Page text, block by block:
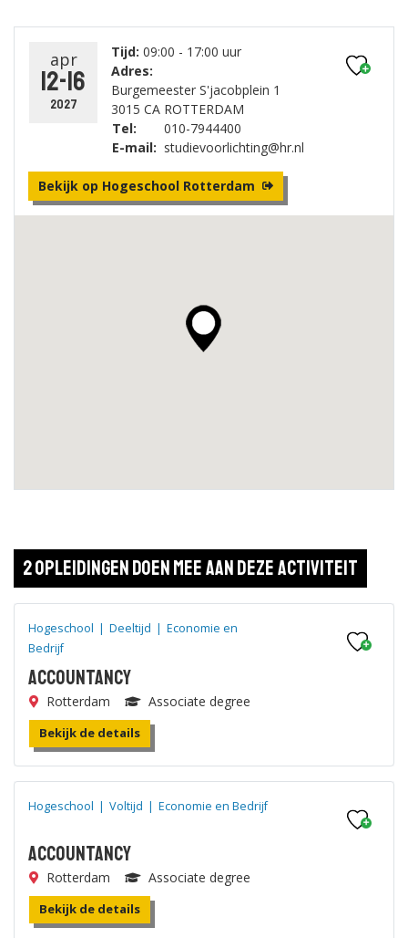
apr
12-16
2027
Tijd: 09:00 - 17:00 uur
Adres:
Burgemeester S'jacobplein 1
3015 CA ROTTERDAM
Tel:
E-mail:
010-7944400
studievoorlichting@hr.nl
Bekijk op Hogeschool Rotterdam
2 opleidingen doen mee aan deze activiteit
Hogeschool | Deeltijd | Economie en
Bedrijf
Accountancy
Rotterdam Associate degree
Bekijk de details
Hogeschool | Voltijd | Economie en Bedrijf
Accountancy
Rotterdam Associate degree
Bekijk de details